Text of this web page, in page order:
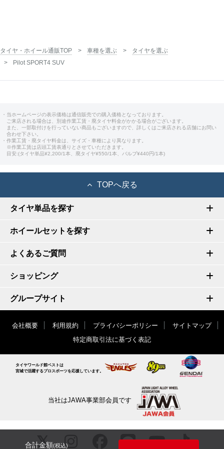
合計金額(税込)
タイヤ・ホイール通販TOP 車種を選ぶ
タイヤを選ぶ
Pilot SPORT4 SUV
・当ホームページの表示価格は通信販売での購入価格となっております。
ご来店される場合は、別途作業工賃・廃タイヤ料金がかかる場合がございます。
また、一部取付けを行っていない商品もございますので、詳しくはご来店される店舗にお問い
合わせ下さい。
・作業工賃・廃タイヤ料金は、サイズ・車種により異なります。
※作業工賃は店頭工賃表通りとさせていただきます。
目安:(タイヤ単品¥2,200/1本、廃タイヤ¥550/1本、バルブ¥440円/1本)
TOPへ戻る
タイヤ単品を探す
ホイールセットを探す
よくあるご質問
ショッピング
グループサイト
会社概要 利用規約 プライバシーポリシー
サイトマップ
特定商取引法に基づく表記
タイヤワールド館ベストは
宮城で活躍するプロスポーツを応援しています。
当社はJAWA事業部会員です